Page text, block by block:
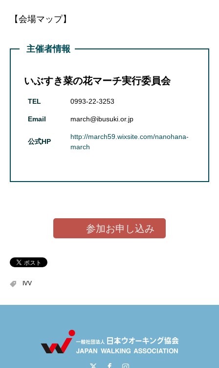
【会場マップ】
主催者情報
いぶすき菜の花マーチ実行委員会
TEL 0993-22-3253
Email march@ibusuki.or.jp
公式HP
http://march59.wixsite.com/nanohana-
march
参加お申し込み
IVV